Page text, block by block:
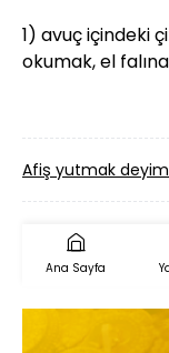
1) avuç içindeki
okumak, el
Afiş yutmak
Ana Sayfa